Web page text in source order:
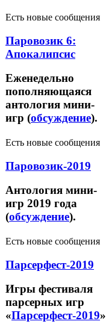
Есть новые сообщения
Паровозик 6:
Апокалипсис
Еженедельно
пополняющаяся
антология мини-
игр (обсуждение).
Есть новые сообщения
Паровозик-2019
Антология мини-
игр 2019 года
(обсуждение).
Есть новые сообщения
Парсерфест-2019
Игры фестиваля
парсерных игр
«Парсерфест-2019»